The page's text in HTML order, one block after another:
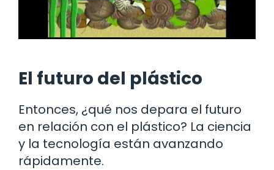
El futuro del plástico
Entonces, ¿qué nos depara el futuro
en relación con el plástico? La ciencia
y la tecnología están avanzando
rápidamente.